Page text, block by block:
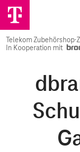
Telekom Zubehörshop·
In Kooperation mit